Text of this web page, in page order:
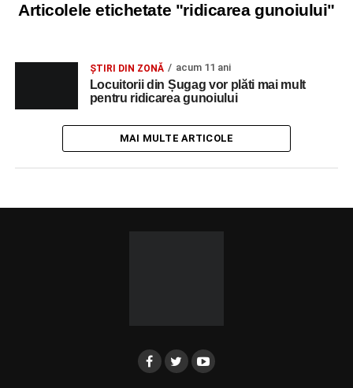
Articolele etichetate "ridicarea gunoiului"
ȘTIRI DIN ZONĂ acum 11 ani
Locuitorii din Șugag vor plăti mai mult
pentru ridicarea gunoiului
MAI MULTE ARTICOLE